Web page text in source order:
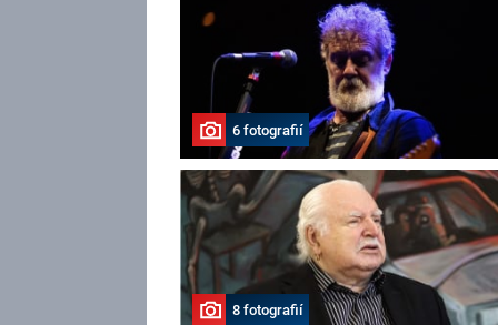
6 fotografií
8 fotografií